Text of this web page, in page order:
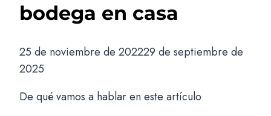
bodega en casa
25 de noviembre de 202229 de septiembre de
2025
De qué vamos a hablar en este artículo